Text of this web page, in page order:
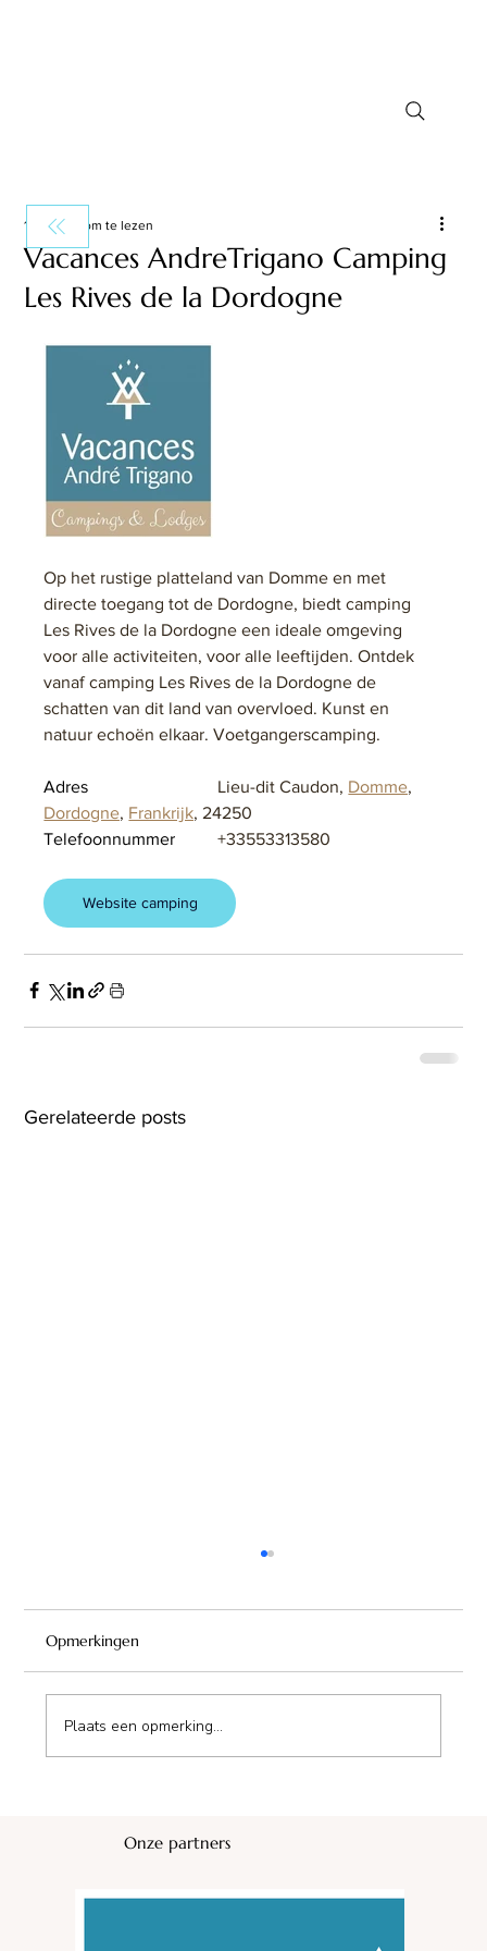
Vacances AndreTrigano Camping
Les Rives de la Dordogne
1 minuten om te lezen
Op het rustige platteland van Domme en met
directe toegang tot de Dordogne, biedt camping
Les Rives de la Dordogne een ideale omgeving
voor alle activiteiten, voor alle leeftijden. Ontdek
vanaf camping Les Rives de la Dordogne de
schatten van dit land van overvloed. Kunst en
natuur echoën elkaar. Voetgangerscamping.
Lieu-dit Caudon, Domme,
Dordogne, Frankrijk, 24250
Telefoonnummer +33553313580
Website camping
Gerelateerde posts
Camping du Bas Meygnaud
Opmerkingen
Plaats een opmerking...
Onze partners